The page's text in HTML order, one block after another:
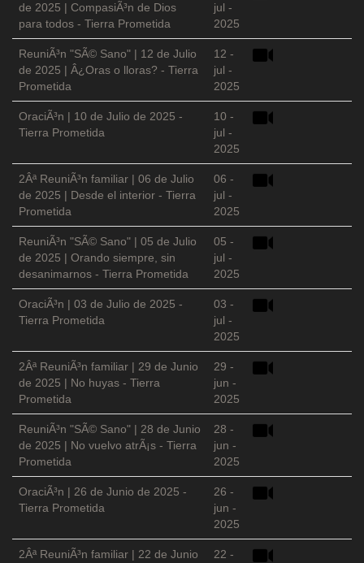
de 2025 | CompasiÃ³n de Dios
para todos - Tierra Prometida
jul -
2025
ReuniÃ³n "SÃ© Sano" | 12 de Julio
de 2025 | Â¿Oras o lloras? - Tierra
Prometida
12 -
jul -
2025
OraciÃ³n | 10 de Julio de 2025 -
Tierra Prometida
10 -
jul -
2025
2Âª ReuniÃ³n familiar | 06 de Julio
de 2025 | Desde el interior - Tierra
Prometida
06 -
jul -
2025
ReuniÃ³n "SÃ© Sano" | 05 de Julio
de 2025 | Orando siempre, sin
desanimarnos - Tierra Prometida
05 -
jul -
2025
OraciÃ³n | 03 de Julio de 2025 -
Tierra Prometida
03 -
jul -
2025
2Âª ReuniÃ³n familiar | 29 de Junio
de 2025 | No huyas - Tierra
Prometida
29 -
jun -
2025
ReuniÃ³n "SÃ© Sano" | 28 de Junio
de 2025 | No vuelvo atrÃ¡s - Tierra
Prometida
28 -
jun -
2025
OraciÃ³n | 26 de Junio de 2025 -
Tierra Prometida
26 -
jun -
2025
2Âª ReuniÃ³n familiar | 22 de Junio
22 -